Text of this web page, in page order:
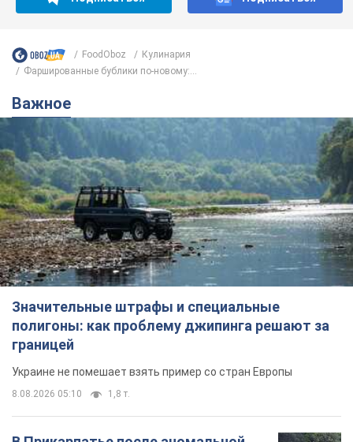
Значительные штрафы и специальные
полигоны: как проблему джипинга решают за
границей
Украине не помешает взять пример со стран Европы
8.08.2026 05:10 1,8 т.
В Прикарпатье после аномальной
жары прошел сильный ливень:
дороги превратились в реки. Видео
Непогода обрушилась на Ивано-Франковскую
Женщине начислили 729 тыс. грн